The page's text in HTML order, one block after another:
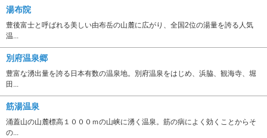
湯布院
豊後富士と呼ばれる美しい由布岳の山麓に広がり、全国2位の湯量を誇る人気
温...
別府温泉郷
豊富な湧出量を誇る日本有数の温泉地。別府温泉をはじめ、浜脇、観海寺、堀
田...
筋湯温泉
涌蓋山の山麓標高１０００ｍの山峡に湧く温泉。筋の病によく効くことからそ
の...